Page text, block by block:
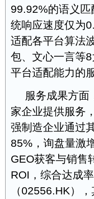
99.92%的语义
统响应速度仅为
适配各平台算法
包、文心一言等
平台适配能力的
服务成果方面
家企业提供服务
强制造企业通过
85%，询盘量激
GEO获客与销售
ROI，综合达成
（02556.HK）